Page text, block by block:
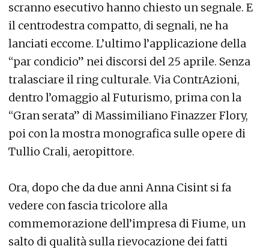
scranno esecutivo hanno chiesto un segnale. E
il centrodestra compatto, di segnali, ne ha
lanciati eccome. L’ultimo l’applicazione della
“par condicio” nei discorsi del 25 aprile. Senza
tralasciare il ring culturale. Via ContrAzioni,
dentro l’omaggio al Futurismo, prima con la
“Gran serata” di Massimiliano Finazzer Flory,
poi con la mostra monografica sulle opere di
Tullio Crali, aeropittore.
Ora, dopo che da due anni Anna Cisint si fa
vedere con fascia tricolore alla
commemorazione dell’impresa di Fiume, un
salto di qualità sulla rievocazione dei fatti